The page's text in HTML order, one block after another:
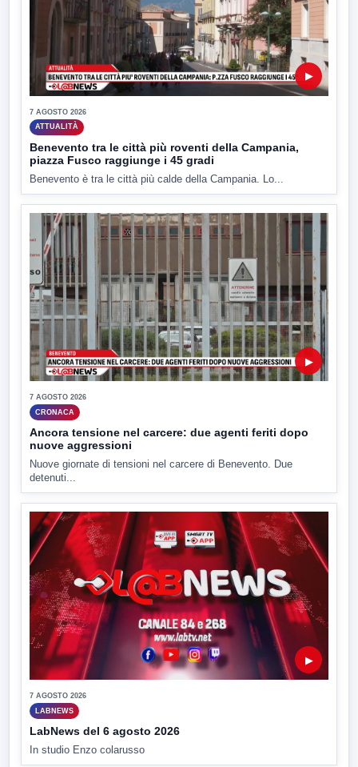
▶
7 AGOSTO 2026
ATTUALITÀ
Benevento tra le città più roventi della Campania,
piazza Fusco raggiunge i 45 gradi
Benevento è tra le città più calde della Campania. Lo...
▶
7 AGOSTO 2026
CRONACA
Ancora tensione nel carcere: due agenti feriti dopo
nuove aggressioni
Nuove giornate di tensioni nel carcere di Benevento. Due
detenuti...
▶
7 AGOSTO 2026
LABNEWS
LabNews del 6 agosto 2026
In studio Enzo colarusso